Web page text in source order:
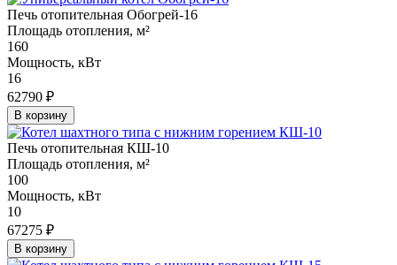
Печь отопительная Обогрей-16
Площадь отопления, м²
160
Мощность, кВт
16
62790 ₽
В корзину
Печь отопительная КШ-10
Площадь отопления, м²
100
Мощность, кВт
10
67275 ₽
В корзину